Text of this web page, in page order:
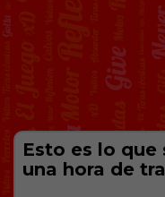
Esto es lo que
una hora de